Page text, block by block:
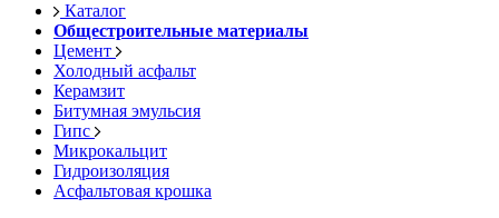
Каталог
Общестроительные материалы
Цемент
Холодный асфальт
Керамзит
Битумная эмульсия
Гипс
Микрокальцит
Гидроизоляция
Асфальтовая крошка